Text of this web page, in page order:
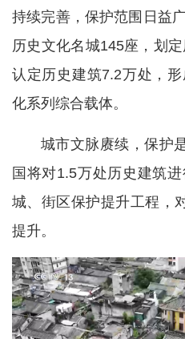
持续完善，保护范围日益
历史文化名城145座，划
认定历史建筑7.2万处，
化系列综合载体。
城市文脉赓续，保护
国将对1.5万处历史建筑
城、街区保护提升工程，
提升。